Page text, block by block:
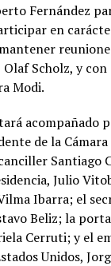
Fernández
en
Olaf Scholz, y
Modi.
acompañado
de la Cámara
Santiago
Julio
Ibarra; el
Beliz; la
Cerruti; y el
Unidos,